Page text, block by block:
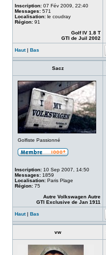
Inscription: 07 Fév 2009, 22:40
Messages: 571
Localisation: le coudray
Région: 91
Golf IV 1.8 T
GTI de Juil 2002
Haut| Bas
Sacz
Golfiste Passionné
Inscription: 10 Sep 2007, 14:50
Messages: 1859
Localisation: Paris Plage
Région: 75
Autre Volkswagen Autre
GTI Exclusive de Jan 1911
Haut| Bas
vw